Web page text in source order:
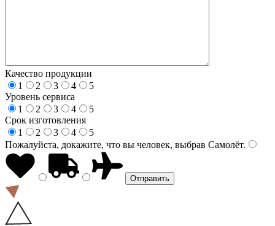
Качество продукции
1
2 3 4
5
Уровень сервиса
1
2 3 4
5
Срок изготовления
1
2 3 4
5
Пожалуйста, докажите, что вы человек, выбрав Самолёт.